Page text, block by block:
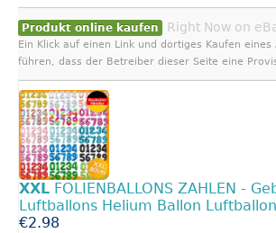
Produkt online kaufen Right Now on
Ein Klick auf einen Link und dortiges Kaufen
führen, dass der Betreiber dieser Seite eine
XXL FOLIENBALLONS ZAHLEN -
Luftballons Helium Ballon
€2.98